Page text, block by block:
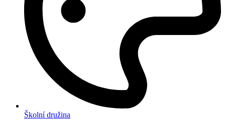
Školní družina